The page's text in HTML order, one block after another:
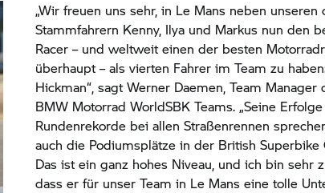
„Wir freuen uns sehr, in Le Mans neben unseren
Stammfahrern Kenny, Ilya und Markus nun den
Racer – und weltweit einen der besten
überhaupt – als vierten Fahrer im Team zu
Hickman“, sagt Werner Daemen, Team Manager
BMW Motorrad WorldSBK Teams. „Seine
Rundenrekorde bei allen Straßenrennen
auch die Podiumsplätze in der British Superbike
Das ist ein ganz hohes Niveau, und ich bin sehr
dass er für unser Team in Le Mans eine tolle